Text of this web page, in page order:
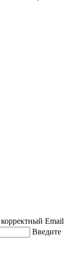
Email
Введите